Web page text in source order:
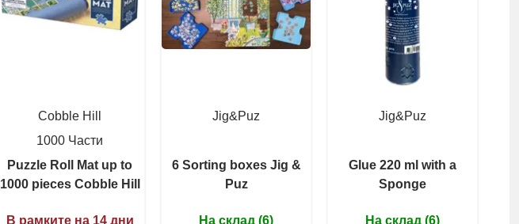
Cobble Hill
1000 Части
Puzzle Roll Mat up to
1000 pieces Cobble Hill
В рамките на 14 дни
Jig&Puz
6 Sorting boxes Jig &
Puz
На склад (6)
Jig&Puz
Glue 220 ml with a
Sponge
На склад (6)